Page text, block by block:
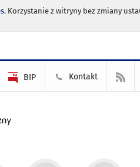
. Korzystanie z witryny bez zmiany
BIP Kontakt